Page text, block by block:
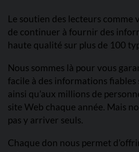
Le soutien des lecteurs comme
de continuer à fournir des
haute qualité sur plus de 100
Nous sommes là pour vous
facile à des informations fiables
ainsi qu’aux millions de
site Web chaque année. Mais
pas y arriver seuls.
Chaque don nous permet